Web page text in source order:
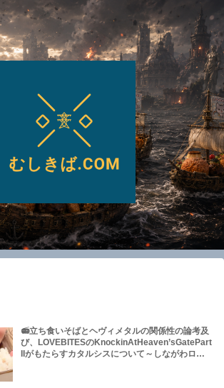
📻立ち食いそばとヘヴィメタルの関係性の論考及
び、LOVEBITESのKnockinAtHeaven’sGatePart
IIがもたらすカタルシスについて～しながわロッ